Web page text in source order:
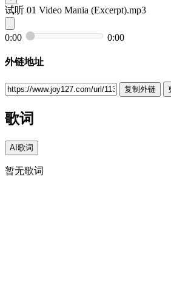
试听 01 Video Mania (Excerpt).mp3
0:00 0:00
外链地址
复制外链
歌词
AI歌词
暂无歌词